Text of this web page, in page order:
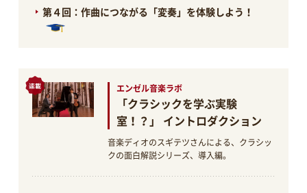
第４回：作曲につながる「変奏」を体験しよう！
エンゼル音楽ラボ
「クラシックを学ぶ実験
室！？」 イントロダクション
音楽ディオのスギテツさんによる、クラシッ
クの面白解説シリーズ、導入編。